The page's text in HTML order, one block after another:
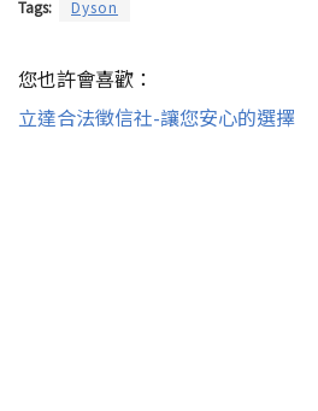
Tags: Dyson
您也許會喜歡：
立達合法徵信社-讓您安心的選擇